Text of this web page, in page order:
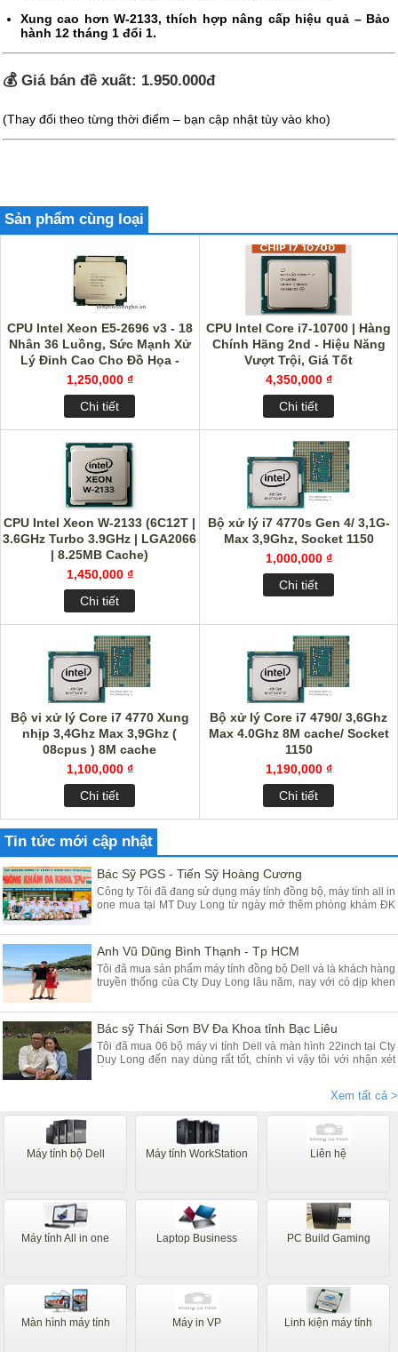
Xung cao hơn W-2133, thích hợp nâng cấp hiệu quả – Bảo
hành 12 tháng 1 đổi 1.
💰 Giá bán đề xuất: 1.950.000đ
(Thay đổi theo từng thời điểm – bạn cập nhật tùy vào kho)
Sản phẩm cùng loại
CPU Intel Xeon E5-2696 v3 - 18
Nhân 36 Luồng, Sức Mạnh Xử
Lý Đỉnh Cao Cho Đồ Họa -
Render - Dựng Phim
1,250,000 ₫
Chi tiết
CPU Intel Core i7-10700 | Hàng
Chính Hãng 2nd - Hiệu Năng
Vượt Trội, Giá Tốt
4,350,000 ₫
Chi tiết
CPU Intel Xeon W-2133 (6C12T |
3.6GHz Turbo 3.9GHz | LGA2066
| 8.25MB Cache)
1,450,000 ₫
Chi tiết
Bộ xử lý i7 4770s Gen 4/ 3,1G-
Max 3,9Ghz, Socket 1150
1,000,000 ₫
Chi tiết
Bộ vi xử lý Core i7 4770 Xung
nhịp 3,4Ghz Max 3,9Ghz (
08cpus ) 8M cache
1,100,000 ₫
Chi tiết
Bộ xử lý Core i7 4790/ 3,6Ghz
Max 4.0Ghz 8M cache/ Socket
1150
1,190,000 ₫
Chi tiết
Tin tức mới cập nhật
Bác Sỹ PGS - Tiến Sỹ Hoàng Cương
Công ty Tôi đã đang sử dụng máy tính đồng bộ, máy tính all in
one mua tại MT Duy Long từ ngày mở thêm phòng khám ĐK
Bạn cung cấp
Anh Vũ Dũng Bình Thạnh - Tp HCM
Tôi đã mua sản phẩm máy tính đồng bộ Dell và là khách hàng
truyền thống của Cty Duy Long lâu năm, nay với có dịp khen
tính để bàn và nay lại mua dùng máy tính Dell all in one
Bác sỹ Thái Sơn BV Đa Khoa tỉnh Bạc Liêu
Tôi đã mua 06 bộ máy vi tính Dell và màn hình 22inch tại Cty
Duy Long đến nay dùng rất tốt, chính vì vậy tôi với nhận xét
Xem tất cả >
Máy tính bộ Dell Máy tính WorkStation Liên hệ
Máy tính All in one Laptop Business PC Build Gaming
Màn hình máy tính Máy in VP Linh kiện máy tính